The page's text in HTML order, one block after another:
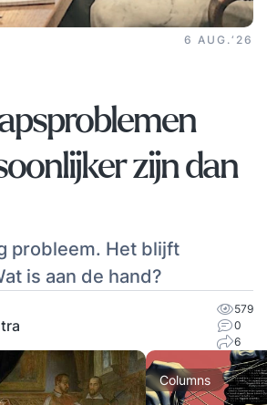
6 AUG.‘26
zijn dan
probleem. Het blijft
is aan de hand?
579
0
6
Columns